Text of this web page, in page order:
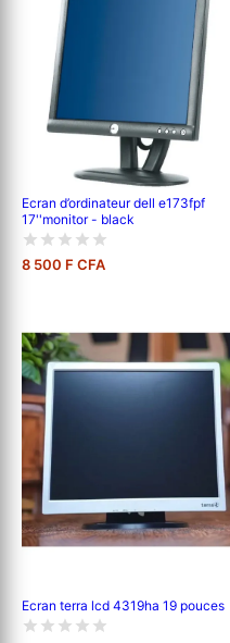
Ecran d’ordinateur dell e173fpf
17''monitor - black
8 500 F CFA
Ecran terra lcd 4319ha 19 pouces